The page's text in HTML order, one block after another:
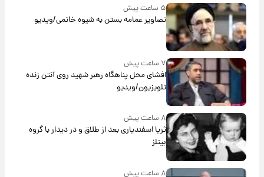
۵ ساعت پیش
تصاویر عمامه بستن به شیوه خاتمی/ویدیو
۷ ساعت پیش
افشای محل پناهگاه‌ رهبر شهید روی آنتن زنده
تلویزیون/ویدیو
۸ ساعت پیش
ثریا اسفندیاری بعد از طلاق و در دیدار با گروه
بیتلز
۸ ساعت پیش